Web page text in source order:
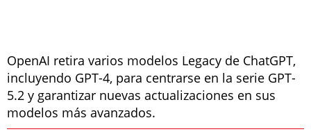
OpenAI retira varios modelos Legacy de ChatGPT,
incluyendo GPT-4, para centrarse en la serie GPT-
5.2 y garantizar nuevas actualizaciones en sus
modelos más avanzados.